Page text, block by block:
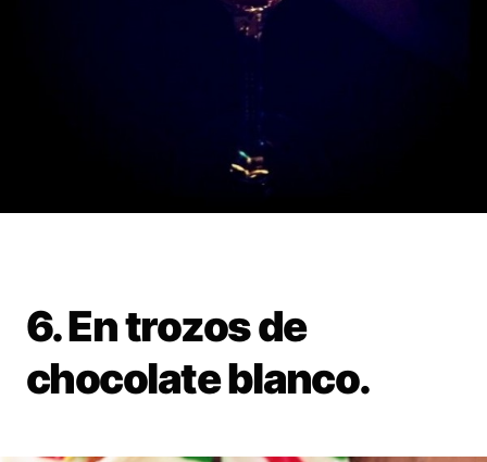
6. En trozos de
chocolate blanco.